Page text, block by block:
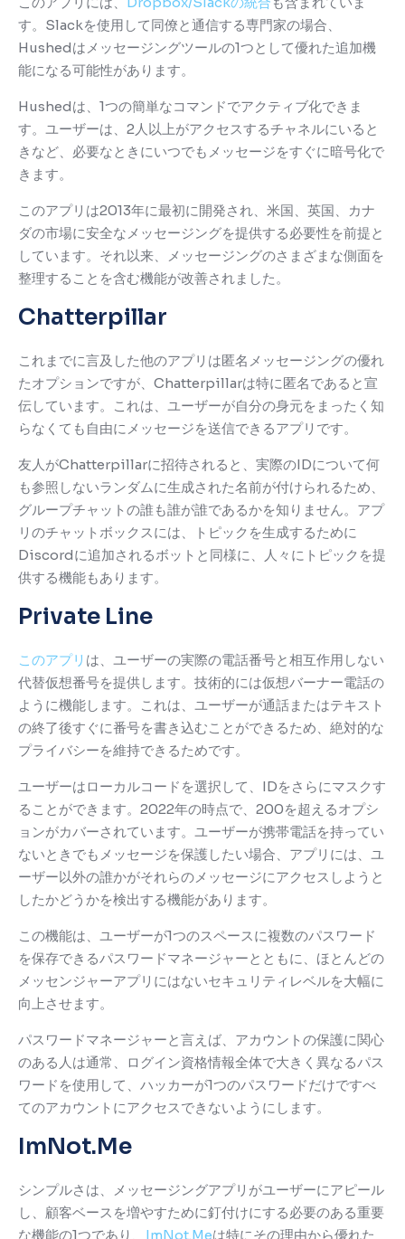
す。 Slackを使用して同僚と通信する専門家の場合、
Hushedはメッセージングツールの1つとして優れた追加機
能になる可能性があります。
Hushedは、1つの簡単なコマンドでアクティブ化できま
す。 ユーザーは、2人以上がアクセスするチャネルにいると
きなど、必要なときにいつでもメッセージをすぐに暗号化で
きます。
このアプリは2013年に最初に開発され、米国、英国、カナ
ダの市場に安全なメッセージングを提供する必要性を前提と
しています。 それ以来、メッセージングのさまざまな側面を
整理することを含む機能が改善されました。
Chatterpillar
これまでに言及した他のアプリは匿名メッセージングの優れ
たオプションですが、Chatterpillarは特に匿名であると宣
伝しています。
これは、ユーザーが自分の身元をまったく知
らなくても自由にメッセージを送信できるアプリです。
友人がChatterpillarに招待されると、実際のIDについて何
も参照しないランダムに生成された名前が付けられるため、
グループチャットの誰も誰が誰であるかを知りません。 アプ
リのチャットボックスには、トピックを生成するために
Discordに追加されるボットと同様に、人々にトピックを提
供する機能もあります。
Private Line
このアプリ は、ユーザーの実際の電話番号と相互作用しない
代替仮想番号を提供します。 技術的には仮想バーナー電話の
ように機能します。これは、ユーザーが通話またはテキスト
の終了後すぐに番号を書き込むことができるため、絶対的な
プライバシーを維持できるためです。
ユーザーはローカルコードを選択して、IDをさらにマスクす
ることができます。 2022年の時点で、200を超えるオプシ
ョンがカバーされています。 ユーザーが携帯電話を持ってい
ないときでもメッセージを保護したい場合、アプリには、ユ
ーザー以外の誰かがそれらのメッセージにアクセスしようと
したかどうかを検出する機能があります。
この機能は、ユーザーが1つのスペースに複数のパスワード
を保存できるパスワードマネージャーとともに、ほとんどの
メッセンジャーアプリにはないセキュリティレベルを大幅に
向上させます。
パスワードマネージャーと言えば、アカウントの保護に関心
のある人は通常、ログイン資格情報全体で大きく異なるパス
ワードを使用して、ハッカーが1つのパスワードだけですべ
てのアカウントにアクセスできないようにします。
ImNot.Me
シンプルさは、メッセージングアプリがユーザーにアピール
し、顧客ベースを増やすために釘付けにする必要のある重要
な機能の1つであり、 ImNot.Meは特にその理由から優れた